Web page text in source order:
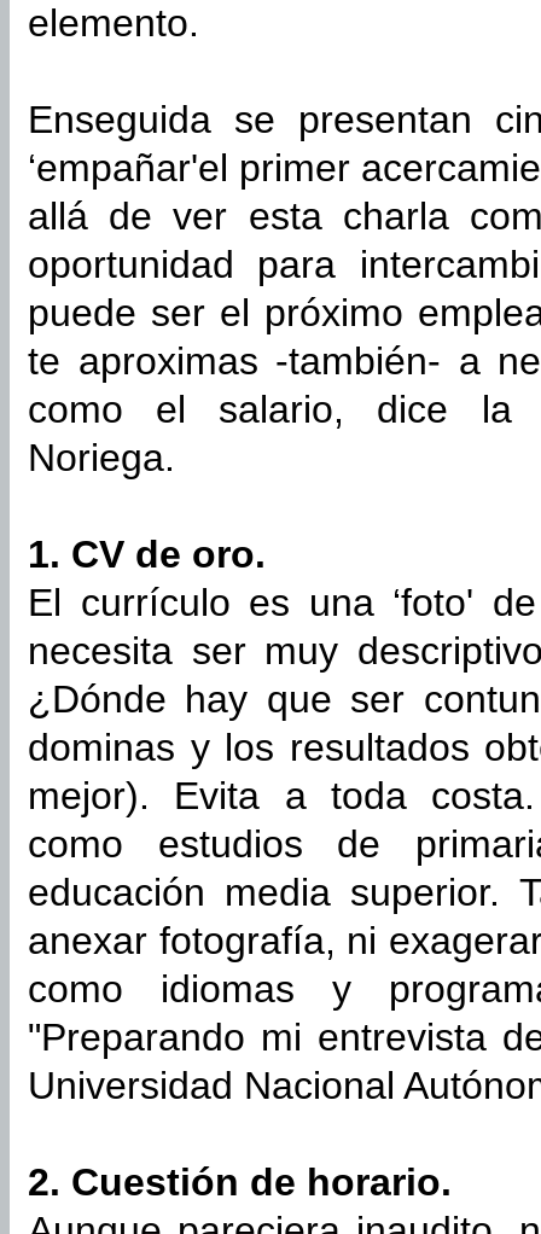
elemento.
Enseguida se presentan
‘empañar'el primer
allá de ver esta charla
oportunidad para
puede ser el próximo
te aproximas -también- a
como el salario, dice la
Noriega.
1. CV de oro.
El currículo es una ‘foto'
necesita ser muy
¿Dónde hay que ser
dominas y los resultados
mejor). Evita a toda
como estudios de
educación media superior.
anexar fotografía, ni
como idiomas y
"Preparando mi entrevista
Universidad Nacional
2. Cuestión de horario.